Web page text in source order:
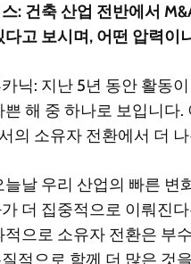
: 건축 산업 전반에서
다고 보시며, 어떤 압력이
닉: 지난 5년 동안 활동
쁜 해 중 하나로 보입니다
의 소유자 전환에서 더
늘날 우리 산업의 빠른 변
더 집중적으로 이뤄진
적으로 소유자 전환은 부
적으로 함께 더 많은 것